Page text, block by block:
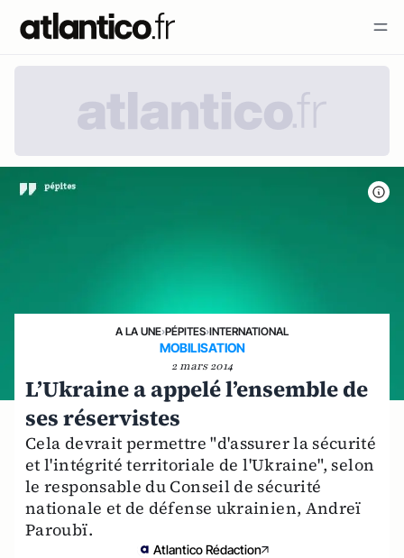
A LA UNE›PÉPITES›INTERNATIONAL
MOBILISATION
2 mars 2014
L’Ukraine a appelé l’ensemble de
ses réservistes
Cela devrait permettre "d'assurer la sécurité
et l'intégrité territoriale de l'Ukraine", selon
le responsable du Conseil de sécurité
nationale et de défense ukrainien, Andreï
Paroubï.
Atlantico Rédaction